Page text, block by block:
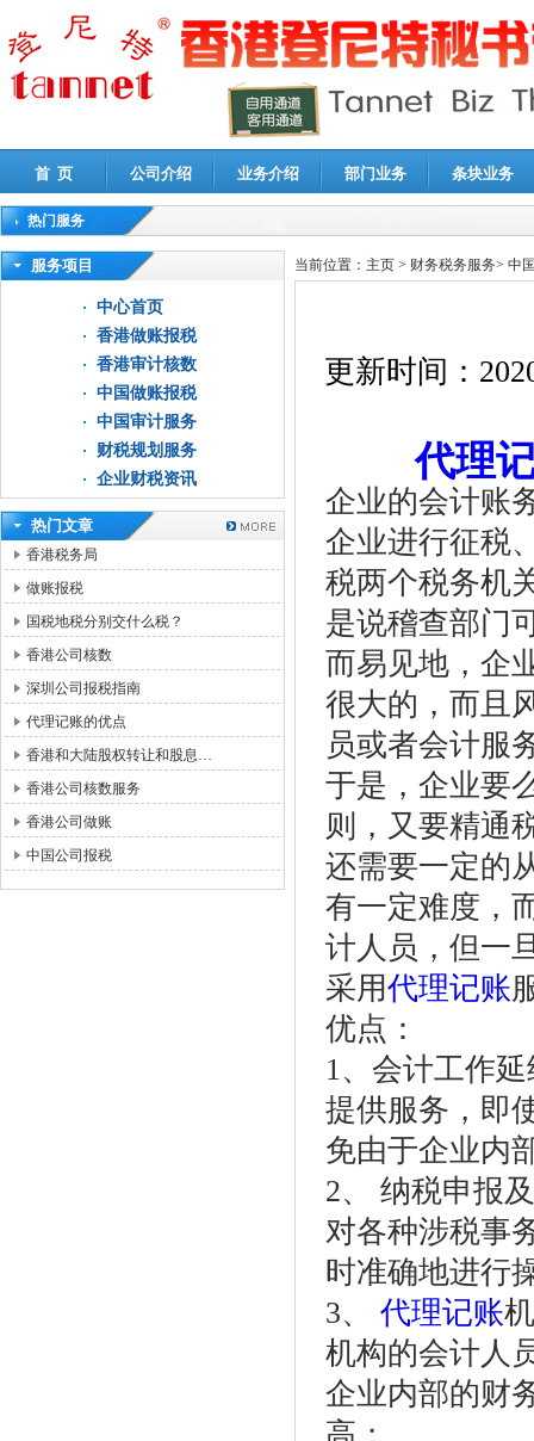
首 页 公司介绍 业务介绍 部门业务 条块业务
热门服务
高新技术企业认定审计|企业所得税汇算清缴申报鉴证
服务项目
中心首页
香港做账报税
香港审计核数
中国做账报税
中国审计服务
财税规划服务
企业财税资讯
热门文章
香港税务局
做账报税
国税地税分别交什么税？
香港公司核数
深圳公司报税指南
代理记账的优点
香港和大陆股权转让和股息…
香港公司核数服务
香港公司做账
中国公司报税
当前位置： 主页 > 财务税务服务> 中
更新时间：
代理
企业的会计账
企业进行征税
税两个税务机
是说稽查部门
而易见地，企
很大的，而且
员或者会计服
于是，企业要
则，又要精通
还需要一定的
有一定难度，
计人员，但一
采用代理记账
优点：
1、会计工作
提供服务，即
免由于企业内
2、 纳税申报
对各种涉税事
时准确地进行
3、 代理记账
机构的会计人
企业内部的财